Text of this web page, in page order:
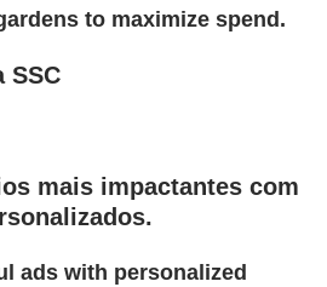
to maximize spend.
SSC
mais impactantes com
ads with personalized